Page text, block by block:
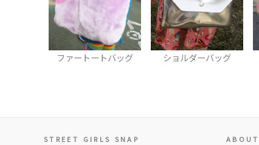
ショルダーバッグ ショルダーバッグ
STREET GIRLS SNAP ABOUT